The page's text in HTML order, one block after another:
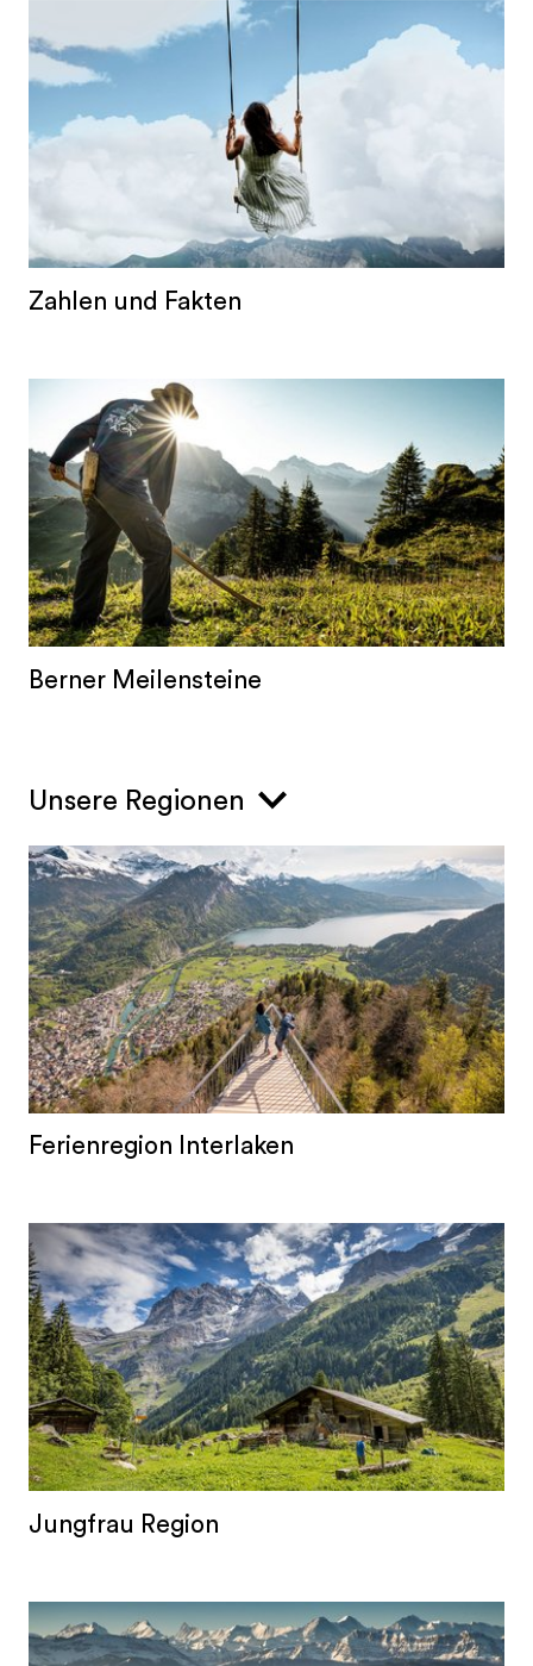
Zahlen und Fakten
Berner Meilensteine
Unsere Regionen
Ferienregion Interlaken
Jungfrau Region